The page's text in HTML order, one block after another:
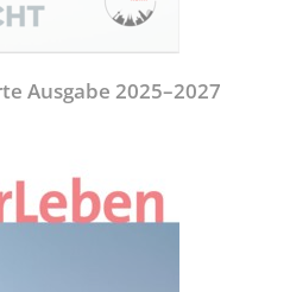
Ausgabe 2025–2027